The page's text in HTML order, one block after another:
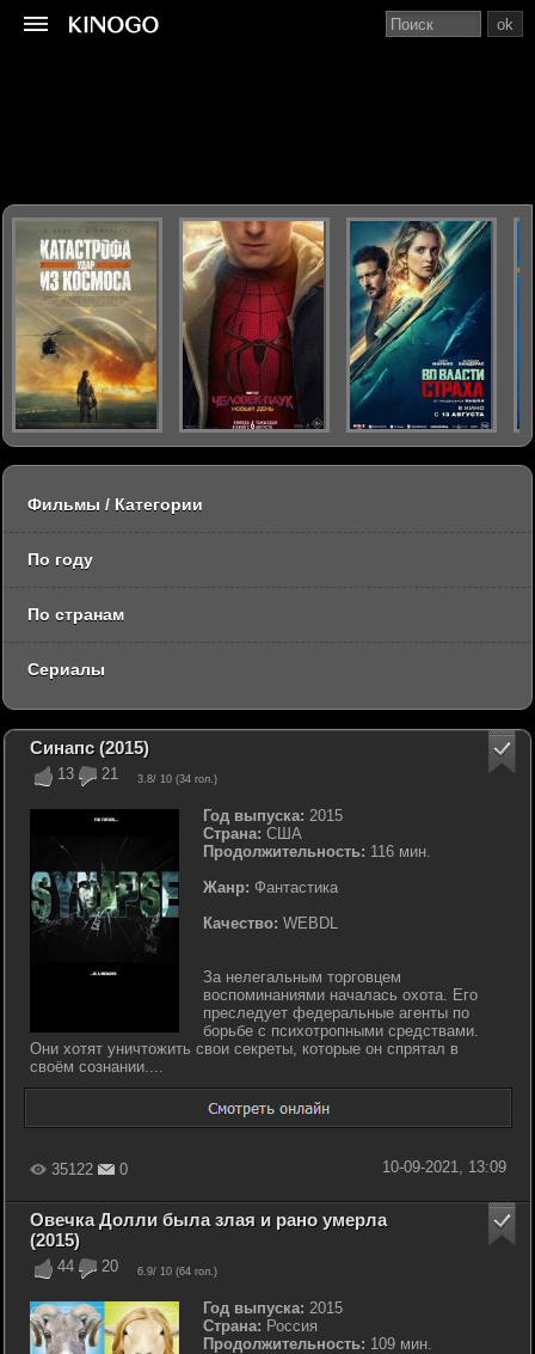
13 21 3.8/ 10 (34 гол.)
Синапс (2015)
Год выпуска: 2015
Страна: США
Продолжительность: 116 мин.
Жанр: Фантастика
Качество: WEBDL
За нелегальным торговцем
воспоминаниями началась охота. Его
преследует федеральные агенты по
борьбе с психотропными средствами.
Они хотят уничтожить свои секреты, которые он спрятал в
своём сознании....
35122 0 10-09-2021, 13:09
44 20 6.9/ 10 (64 гол.)
Овечка Долли была злая и рано умерла
(2015)
Год выпуска: 2015
Страна: Россия
Продолжительность: 109 мин.
ok
Фильмы / Категории
По году
По странам
Сериалы